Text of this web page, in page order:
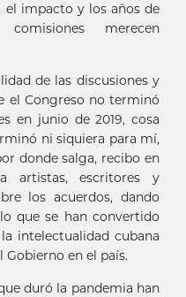
el impacto y los años de
merecen
de las discusiones y
el Congreso no terminó
en junio de 2019, cosa
ni siquiera para mí,
donde salga, recibo en
artistas, escritores y
los acuerdos, dando
que se han convertido
intelectualidad cubana
en el país.
duró la pandemia han